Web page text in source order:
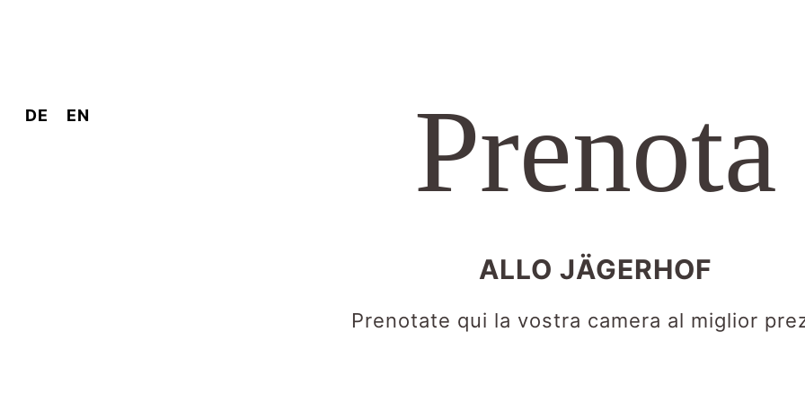
DE EN Prenota
ALLO JÄGERHOF
Prenotate qui la vostra camera al miglior